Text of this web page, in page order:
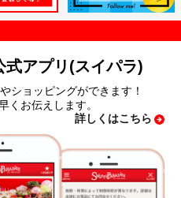
式アプリ(スイパラ)
ショッピングができます！
くお伝えします。
詳しくはこちら